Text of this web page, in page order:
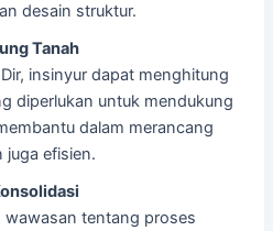
desain struktur.
Tanah
insinyur dapat menghitung
diperlukan untuk mendukung
dalam merancang
juga efisien.
wawasan tentang proses